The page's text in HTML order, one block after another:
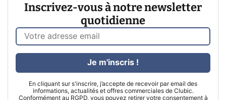
Inscrivez-vous à notre newsletter
quotidienne
En cliquant sur s'inscrire, j’accepte de recevoir par email des
informations, actualités et offres commerciales de Clubic.
Conformément au RGPD, vous pouvez retirer votre consentement à
Je m'inscris !